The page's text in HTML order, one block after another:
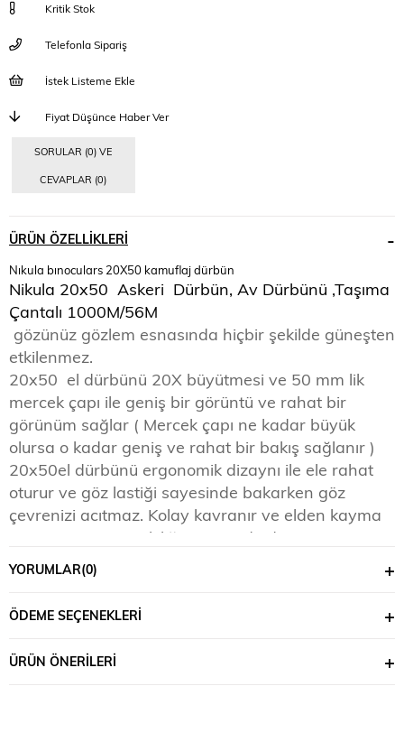
Kritik Stok
Telefonla Sipariş
İstek Listeme Ekle
Fiyat Düşünce Haber Ver
SORULAR (0) VE
CEVAPLAR (0)
ÜRÜN ÖZELLIKLERI
Nıkula bınoculars 20X50 kamuflaj dürbün
Nikula 20x50 Askeri Dürbün, Av Dürbünü ,Taşıma
Çantalı 1000M/56M
gözünüz gözlem esnasında hiçbir şekilde güneşten
etkilenmez.
20x50 el dürbünü 20X büyütmesi ve 50 mm lik
mercek çapı ile geniş bir görüntü ve rahat bir
görünüm sağlar ( Mercek çapı ne kadar büyük
olursa o kadar geniş ve rahat bir bakış sağlanır )
20x50el dürbünü ergonomik dizaynı ile ele rahat
oturur ve göz lastiği sayesinde bakarken göz
çevrenizi acıtmaz. Kolay kavranır ve elden kayma
yapmaz. Boyun askılığı sayesinde düşme ve
kaybolmalara karşı önlem alınmış olur
Kullanım alanları :
Yatçılık, kuş gözlemi, yarışlar, avcılık, doğa sporları,
tiyatro, seyahat ve tatillerinizde rahatlıkla
kullanabilirsiniz
Dürbün özellikleri :
YORUMLAR(0)
ÖDEME SEÇENEKLERI
ÜRÜN ÖNERILERI